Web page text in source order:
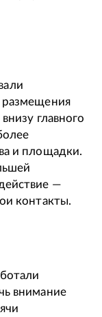
размещения
главного
и площадки.
—
контакты.
внимание